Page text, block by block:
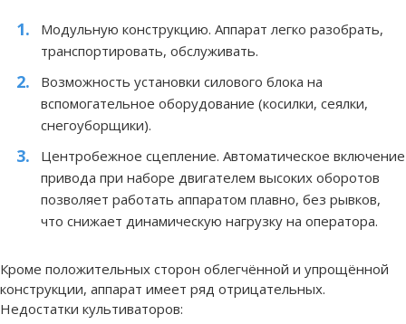
Модульную конструкцию. Аппарат легко разобрать,
транспортировать, обслуживать.
Возможность установки силового блока на
вспомогательное оборудование (косилки, сеялки,
снегоуборщики).
Центробежное сцепление. Автоматическое включение
привода при наборе двигателем высоких оборотов
позволяет работать аппаратом плавно, без рывков,
что снижает динамическую нагрузку на оператора.
Кроме положительных сторон облегчённой и упрощённой
конструкции, аппарат имеет ряд отрицательных.
Недостатки культиваторов: